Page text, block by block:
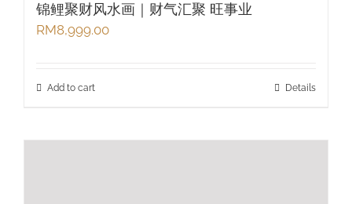
锦鲤聚财风水画｜财气汇聚 旺事业
RM8,999.00
Add to cart Details